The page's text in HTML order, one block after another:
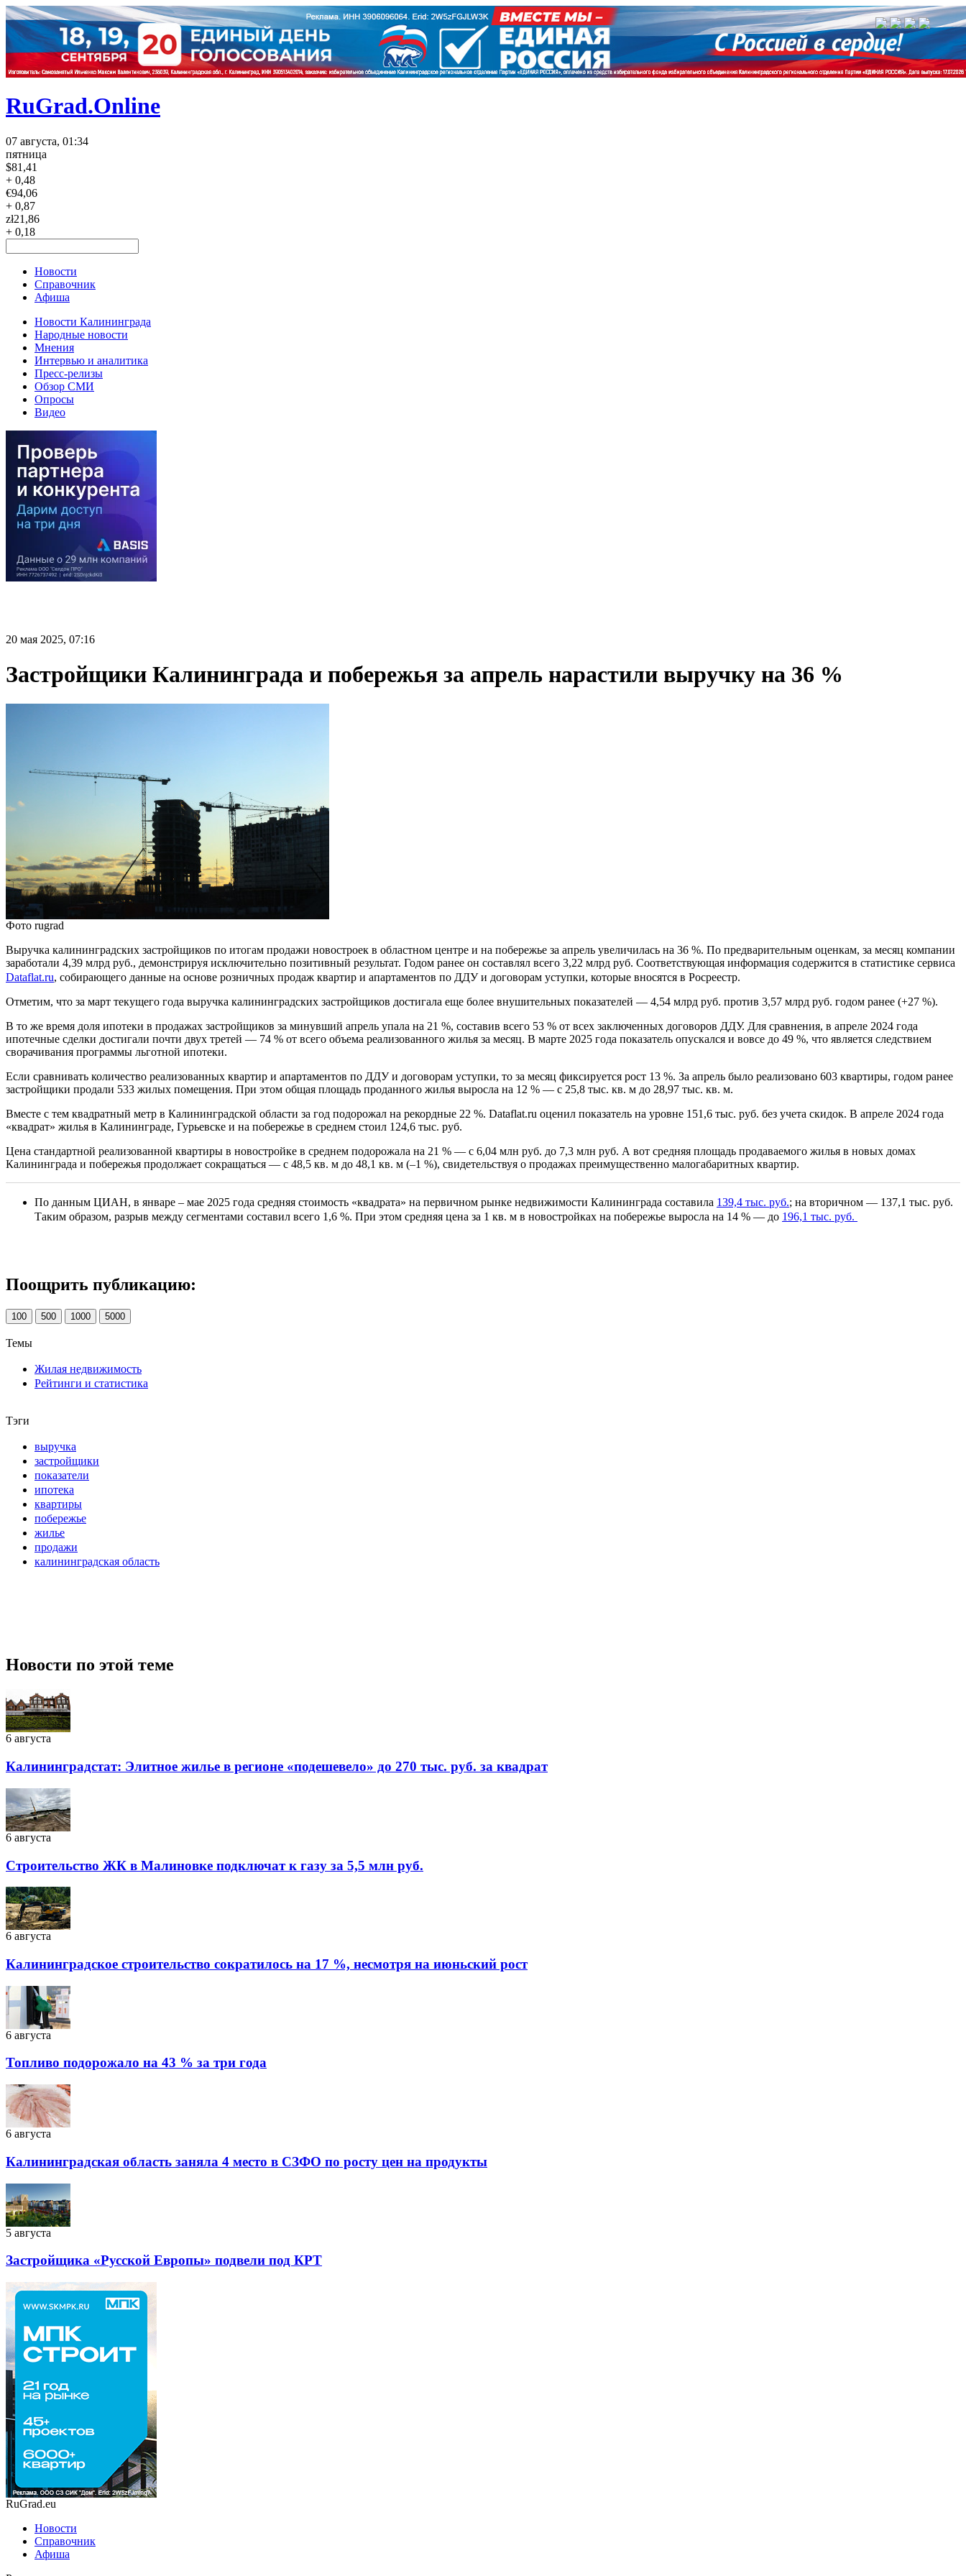
RuGrad.Online
07 августа, 01:34
пятница
$81,41
+ 0,48
€94,06
+ 0,87
zł21,86
+ 0,18
Новости
Справочник
Афиша
Новости Калининграда
Народные новости
Мнения
Интервью и аналитика
Пресс-релизы
Обзор СМИ
Опросы
Видео
20 мая 2025, 07:16
Застройщики Калининграда и побережья за апрель нарастили выручку на 36 %
Фото rugrad
Выручка калининградских застройщиков по итогам продажи новостроек в областном центре и на побережье за апрель увеличилась на 36 %. По предварительным оценкам, за месяц компании
заработали 4,39 млрд руб., демонстрируя исключительно позитивный результат. Годом ранее он составлял всего 3,22 млрд руб. Соответствующая информация содержится в статистике сервиса
Dataflat.ru, собирающего данные на основе розничных продаж квартир и апартаментов по ДДУ и договорам уступки, которые вносятся в Росреестр.
Отметим, что за март текущего года выручка калининградских застройщиков достигала еще более внушительных показателей — 4,54 млрд руб. против 3,57 млрд руб. годом ранее (+27 %).
В то же время доля ипотеки в продажах застройщиков за минувший апрель упала на 21 %, составив всего 53 % от всех заключенных договоров ДДУ. Для сравнения, в апреле 2024 года
ипотечные сделки достигали почти двух третей — 74 % от всего объема реализованного жилья за месяц. В марте 2025 года показатель опускался и вовсе до 49 %, что является следствием
сворачивания программы льготной ипотеки.
Если сравнивать количество реализованных квартир и апартаментов по ДДУ и договорам уступки, то за месяц фиксируется рост 13 %. За апрель было реализовано 603 квартиры, годом ранее
застройщики продали 533 жилых помещения. При этом общая площадь проданного жилья выросла на 12 % — с 25,8 тыс. кв. м до 28,97 тыс. кв. м.
Вместе с тем квадратный метр в Калининградской области за год подорожал на рекордные 22 %. Dataflat.ru оценил показатель на уровне 151,6 тыс. руб. без учета скидок. В апреле 2024 года
«квадрат» жилья в Калининграде, Гурьевске и на побережье в среднем стоил 124,6 тыс. руб.
Цена стандартной реализованной квартиры в новостройке в среднем подорожала на 21 % — с 6,04 млн руб. до 7,3 млн руб. А вот средняя площадь продаваемого жилья в новых домах
Калининграда и побережья продолжает сокращаться — с 48,5 кв. м до 48,1 кв. м (–1 %), свидетельствуя о продажах преимущественно малогабаритных квартир.
По данным ЦИАН, в январе – мае 2025 года средняя стоимость «квадрата» на первичном рынке недвижимости Калининграда составила 139,4 тыс. руб.; на вторичном — 137,1 тыс. руб.
Таким образом, разрыв между сегментами составил всего 1,6 %. При этом средняя цена за 1 кв. м в новостройках на побережье выросла на 14 % — до 196,1 тыс. руб.
Поощрить публикацию:
100 500 1000 5000
Темы
Жилая недвижимость
Рейтинги и статистика
Тэги
выручка
застройщики
показатели
ипотека
квартиры
побережье
жилье
продажи
калининградская область
Новости по этой теме
6 августа
Калининградстат: Элитное жилье в регионе «подешевело» до 270 тыс. руб. за квадрат
6 августа
Строительство ЖК в Малиновке подключат к газу за 5,5 млн руб.
6 августа
Калининградское строительство сократилось на 17 %, несмотря на июньский рост
6 августа
Топливо подорожало на 43 % за три года
6 августа
Калининградская область заняла 4 место в СЗФО по росту цен на продукты
5 августа
Застройщика «Русской Европы» подвели под КРТ
RuGrad.eu
Новости
Справочник
Афиша